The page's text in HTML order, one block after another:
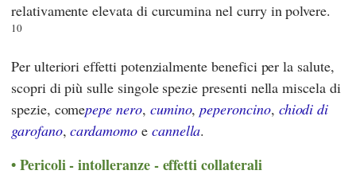
relativamente elevata di curcumina nel curry in polvere.
10
Per ulteriori effetti potenzialmente benefici per la salute,
scopri di più sulle singole spezie presenti nella miscela di
spezie, comepepe nero, cumino,peperoncino, chiodi di
garofano,cardamomo e cannella.
Pericoli - intolleranze - effetti collaterali